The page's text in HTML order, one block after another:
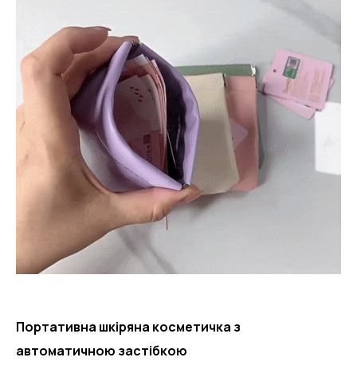
Портативна шкіряна косметичка з
автоматичною застібкою